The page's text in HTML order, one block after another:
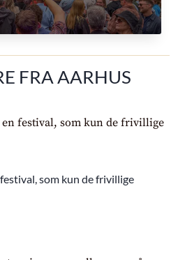
FRA AARHUS
som kun de frivillige